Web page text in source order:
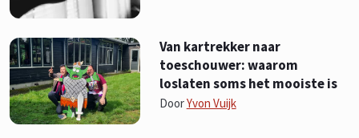
Van kartrekker naar
toeschouwer: waarom
loslaten soms het mooiste is
DoorYvon Vuijk